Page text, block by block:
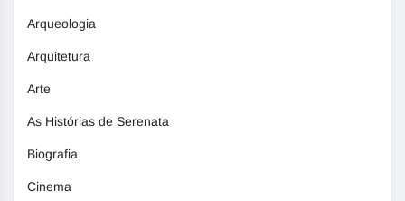
Arqueologia
Arquitetura
Arte
As Histórias de Serenata
Biografia
Cinema